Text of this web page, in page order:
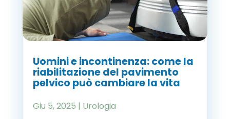
Uomini e incontinenza: come la
riabilitazione del pavimento
pelvico può cambiare la vita
Giu 5, 2025 | Urologia